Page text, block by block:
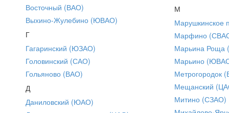
Восточный (ВАО)
Выхино-Жулебино (ЮВАО)
Г
Гагаринский (ЮЗАО)
Головинский (САО)
Гольяново (ВАО)
Д
Даниловский (ЮАО)
М
Марушкинское
Марфино
Марьина Роща
Марьино
Метрогородок
Мещанский
Митино (СЗАО)